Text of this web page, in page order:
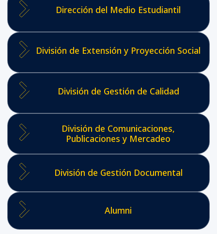
Dirección del Medio Estudiantil
División de Extensión y Proyección Social
División de Gestión de Calidad
División de Comunicaciones,
Publicaciones y Mercadeo
División de Gestión Documental
Alumni